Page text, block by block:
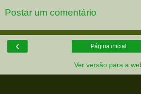
Postar um comentário
‹ Página inicial
Ver versão para a